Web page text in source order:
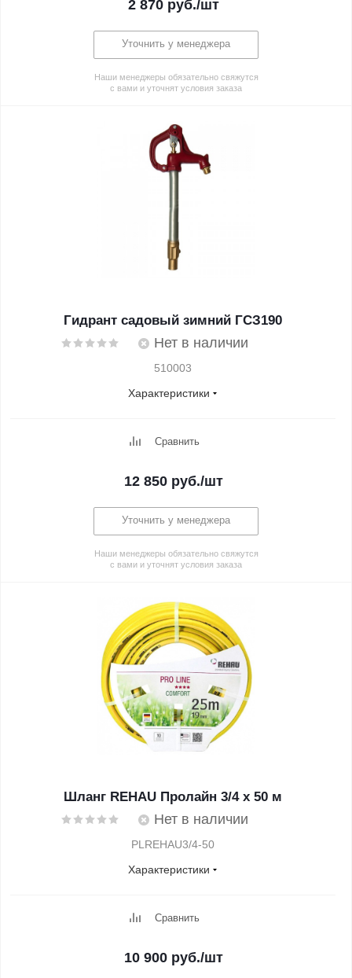
2 870руб./шт
Уточнить у менеджера
Наши менеджеры обязательно свяжутся
с вами и уточнят условия заказа
Гидрант садовый зимний ГСЗ190
Нет в наличии
510003
Характеристики
Сравнить
12 850руб./шт
Уточнить у менеджера
Наши менеджеры обязательно свяжутся
с вами и уточнят условия заказа
Шланг REHAU Пролайн 3/4 х 50 м
Нет в наличии
PLREHAU3/4-50
Характеристики
Сравнить
10 900руб./шт